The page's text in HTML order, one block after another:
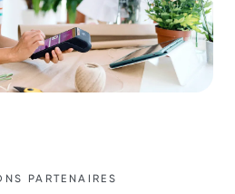
PARTENAIRES